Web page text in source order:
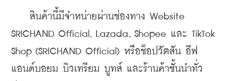
สินค้านี้มีจำหน่ายผ่านช่องทาง Website
SRICHAND Official, Lazada, Shopee และ TikTok
Shop (SRICHAND Official) หรือช็อปวัตสัน อีฟ
แอนด์บอยม บิวเทรียม บูทส์ และร้านค้าชั้นนำทั่ว